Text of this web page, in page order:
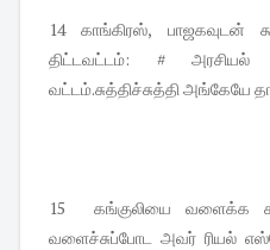
14 காங்கிரஸ், பாஜகவுடன்
திட்டவட்டம்: #
வட்டம்.சுத்திச்சுத்தி அங்கேயே
15 கங்குலியை வளைக்க
வளைச்சுப்போட அவர் ரியல்